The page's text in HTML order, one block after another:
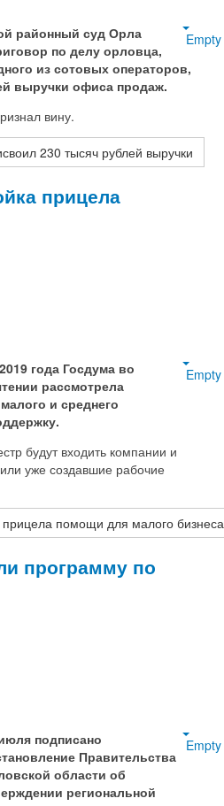
Empty
районный суд Орла
по делу орловца,
из сотовых операторов,
выручки офиса продаж.
вину.
230 тысяч рублей выручки
прицела
Empty
года Госдума во
рассмотрела
и среднего
будут входить компании и
уже создавшие рабочие
помощи для малого бизнеса
программу по
Empty
подписано
Правительства
области об
региональной